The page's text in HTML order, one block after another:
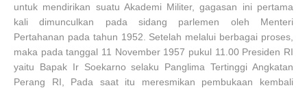
untuk mendirikan suatu Akademi Militer, gagasan ini pertama
kali dimunculkan pada sidang parlemen oleh Menteri
Pertahanan pada tahun 1952. Setelah melalui berbagai proses,
maka pada tanggal 11 November 1957 pukul 11.00 Presiden RI
yaitu Bapak Ir Soekarno selaku Panglima Tertinggi Angkatan
Perang RI, Pada saat itu meresmikan pembukaan kembali